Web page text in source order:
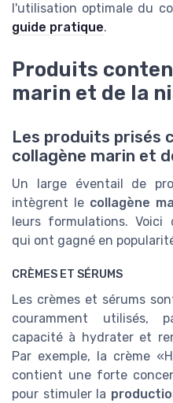
l'utilisation optimale du
guide pratique.
Produits
marin et de la
Les produits prisés
collagène marin et
Un large éventail de
intègrent le collagène
leurs formulations. Voici
qui ont gagné en
CRÈMES ET SÉRUMS
Les crèmes et sérums
couramment utilisés,
capacité à hydrater et
Par exemple, la crème
contient une forte
pour stimuler la